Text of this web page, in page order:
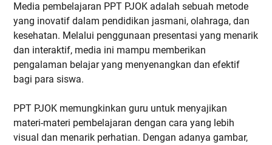
Media pembelajaran PPT PJOK adalah sebuah metode
yang inovatif dalam pendidikan jasmani, olahraga, dan
kesehatan. Melalui penggunaan presentasi yang menarik
dan interaktif, media ini mampu memberikan
pengalaman belajar yang menyenangkan dan efektif
bagi para siswa.
PPT PJOK memungkinkan guru untuk menyajikan
materi-materi pembelajaran dengan cara yang lebih
visual dan menarik perhatian. Dengan adanya gambar,